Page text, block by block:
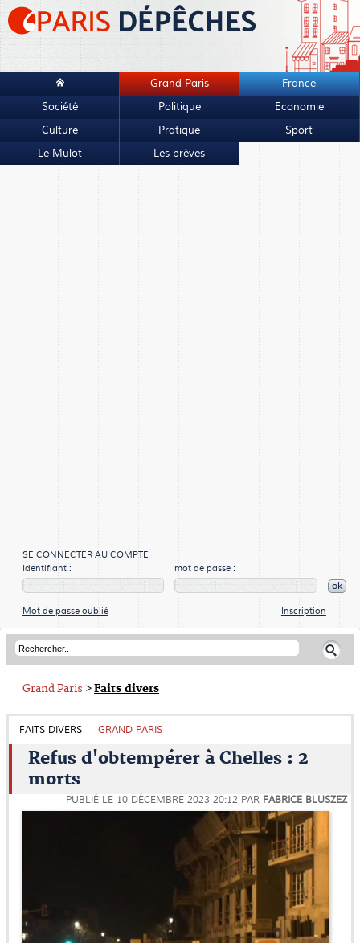
Grand Paris
France
Société
Politique
Economie
Culture
Pratique
Sport
Le Mulot
Les brèves
SE CONNECTER AU COMPTE
Identifiant :
mot de passe :
ok
Mot de passe oublié Inscription
Grand Paris >Faits divers
FAITS DIVERS GRAND PARIS
Refus d'obtempérer à Chelles : 2
morts
PUBLIÉ LE 10 DÉCEMBRE 2023 20:12 PAR FABRICE BLUSZEZ